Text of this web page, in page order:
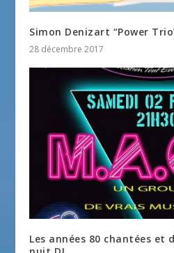
Simon Denizart “Power
28 décembre 2017
Les années 80 chantées et